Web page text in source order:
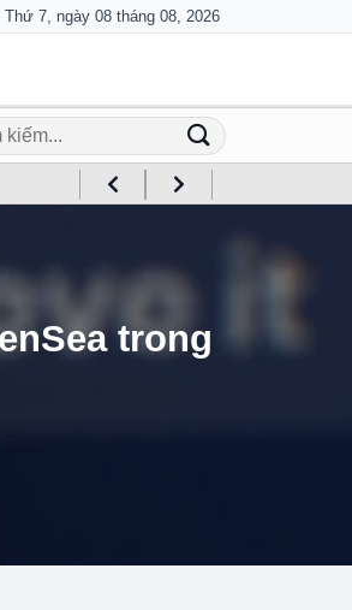
Thứ 7, ngày 08 tháng 08, 2026
trong